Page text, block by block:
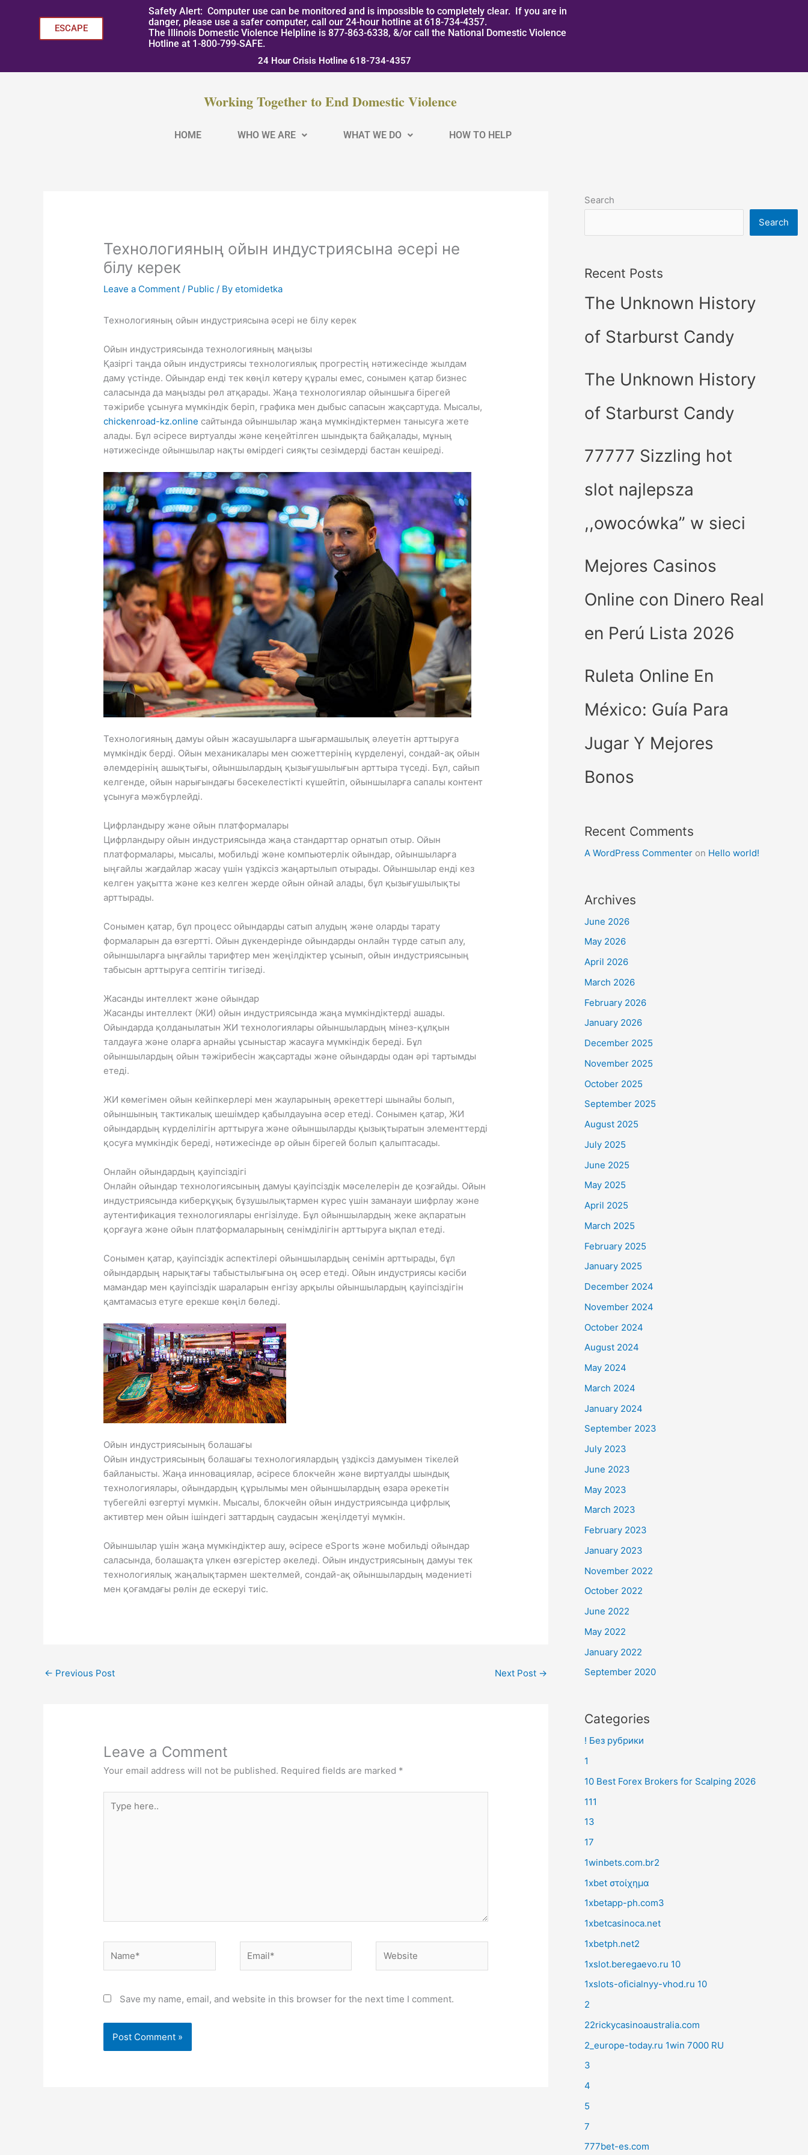
ESCAPE
Safety Alert: Computer use can be monitored and is impossible to completely clear. If you are in
danger, please use a safer computer, call our 24-hour hotline at 618-734-4357.
The Illinois Domestic Violence Helpline is 877-863-6338, &/or call the National Domestic Violence
Hotline at 1-800-799-SAFE.
24 Hour Crisis Hotline 618-734-4357
Working Together to End Domestic Violence
HOME WHO WE ARE WHAT WE DO HOW TO HELP
Технологияның ойын индустриясына әсері не
білу керек
Leave a Comment / Public / Byetomidetka
Технологияның ойын индустриясына әсері не білу керек
Ойын индустриясында технологияның маңызы
Қазіргі таңда ойын индустриясы технологиялық прогрестің нәтижесінде жылдам
даму үстінде. Ойындар енді тек көңіл көтеру құралы емес, сонымен қатар бизнес
саласында да маңызды рөл атқарады. Жаңа технологиялар ойыншыға бірегей
тәжірибе ұсынуға мүмкіндік беріп, графика мен дыбыс сапасын жақсартуда. Мысалы,
chickenroad-kz.online сайтында ойыншылар жаңа мүмкіндіктермен танысуға жете
алады. Бұл әсіресе виртуалды және кеңейтілген шындықта байқалады, мұның
нәтижесінде ойыншылар нақты өмірдегі сияқты сезімдерді бастан кешіреді.
Технологияның дамуы ойын жасаушыларға шығармашылық әлеуетін арттыруға
мүмкіндік берді. Ойын механикалары мен сюжеттерінің күрделенуі, сондай-ақ ойын
әлемдерінің ашықтығы, ойыншылардың қызығушылығын арттыра түседі. Бұл, сайып
келгенде, ойын нарығындағы бәсекелестікті күшейтіп, ойыншыларға сапалы контент
ұсынуға мәжбүрлейді.
Цифрландыру және ойын платформалары
Цифрландыру ойын индустриясында жаңа стандарттар орнатып отыр. Ойын
платформалары, мысалы, мобильді және компьютерлік ойындар, ойыншыларға
ыңғайлы жағдайлар жасау үшін үздіксіз жаңартылып отырады. Ойыншылар енді кез
келген уақытта және кез келген жерде ойын ойнай алады, бұл қызығушылықты
арттырады.
Сонымен қатар, бұл процесс ойындарды сатып алудың және оларды тарату
формаларын да өзгертті. Ойын дүкендерінде ойындарды онлайн түрде сатып алу,
ойыншыларға ыңғайлы тарифтер мен жеңілдіктер ұсынып, ойын индустриясының
табысын арттыруға септігін тигізеді.
Жасанды интеллект және ойындар
Жасанды интеллект (ЖИ) ойын индустриясында жаңа мүмкіндіктерді ашады.
Ойындарда қолданылатын ЖИ технологиялары ойыншылардың мінез-құлқын
талдауға және оларға арнайы ұсыныстар жасауға мүмкіндік береді. Бұл
ойыншылардың ойын тәжірибесін жақсартады және ойындарды одан әрі тартымды
етеді.
ЖИ көмегімен ойын кейіпкерлері мен жауларының әрекеттері шынайы болып,
ойыншының тактикалық шешімдер қабылдауына әсер етеді. Сонымен қатар, ЖИ
ойындардың күрделілігін арттыруға және ойыншыларды қызықтыратын элементтерді
қосуға мүмкіндік береді, нәтижесінде әр ойын бірегей болып қалыптасады.
Онлайн ойындардың қауіпсіздігі
Онлайн ойындар технологиясының дамуы қауіпсіздік мәселелерін де қозғайды. Ойын
индустриясында киберқұқық бұзушылықтармен күрес үшін заманауи шифрлау және
аутентификация технологиялары енгізілуде. Бұл ойыншылардың жеке ақпаратын
қорғауға және ойын платформаларының сенімділігін арттыруға ықпал етеді.
Сонымен қатар, қауіпсіздік аспектілері ойыншылардың сенімін арттырады, бұл
ойындардың нарықтағы табыстылығына оң әсер етеді. Ойын индустриясы кәсіби
мамандар мен қауіпсіздік шараларын енгізу арқылы ойыншылардың қауіпсіздігін
қамтамасыз етуге ерекше көңіл бөледі.
Ойын индустриясының болашағы
Ойын индустриясының болашағы технологиялардың үздіксіз дамуымен тікелей
байланысты. Жаңа инновациялар, әсіресе блокчейн және виртуалды шындық
технологиялары, ойындардың құрылымы мен ойыншылардың өзара әрекетін
түбегейлі өзгертуі мүмкін. Мысалы, блокчейн ойын индустриясында цифрлық
активтер мен ойын ішіндегі заттардың саудасын жеңілдетуі мүмкін.
Ойыншылар үшін жаңа мүмкіндіктер ашу, әсіресе eSports және мобильді ойындар
саласында, болашақта үлкен өзгерістер әкеледі. Ойын индустриясының дамуы тек
технологиялық жаңалықтармен шектелмей, сондай-ақ ойыншылардың мәдениеті
мен қоғамдағы рөлін де ескеруі тиіс.
← Previous Post Next Post →
Leave a Comment
Your email address will not be published. Required fields are marked *
here..
Save my name, email, and website in this browser for the next time I comment.
Search
Search
Recent Posts
The Unknown History
of Starburst Candy
The Unknown History
of Starburst Candy
77777 Sizzling hot
slot najlepsza
,,owocówka” w sieci
Mejores Casinos
Online con Dinero Real
en Perú Lista 2026
Ruleta Online En
México: Guía Para
Jugar Y Mejores
Bonos
Recent Comments
A WordPress Commenter on Hello world!
Archives
June 2026
May 2026
April 2026
March 2026
February 2026
January 2026
December 2025
November 2025
October 2025
September 2025
August 2025
July 2025
June 2025
May 2025
April 2025
March 2025
February 2025
January 2025
December 2024
November 2024
October 2024
August 2024
May 2024
March 2024
January 2024
September 2023
July 2023
June 2023
May 2023
March 2023
February 2023
January 2023
November 2022
October 2022
June 2022
May 2022
January 2022
September 2020
Categories
! Без рубрики
1
10 Best Forex Brokers for Scalping 2026
111
13
17
1winbets.com.br2
1xbet στοίχημα
1xbetapp-ph.com3
1xbetcasinoca.net
1xbetph.net2
1xslot.beregaevo.ru 10
1xslots-oficialnyy-vhod.ru 10
2
22rickycasinoaustralia.com
2_europe-today.ru 1win 7000 RU
3
4
5
7
777bet-es.com